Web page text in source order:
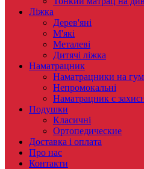
Ліжка
Дерев'яні
М'які
Металеві
Дитячі ліжка
Наматрацник
Наматрацники на
Непромокальні
Наматрацник c
Подушки
Класичні
Ортопедические
Доставка і оплата
Про нас
Контакти